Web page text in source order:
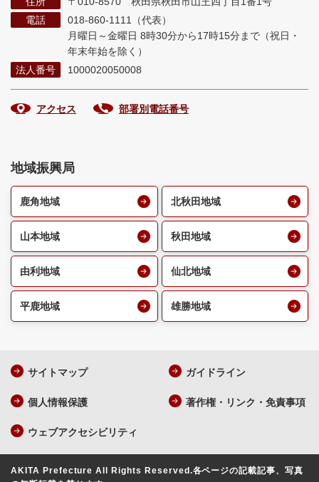
電話
018-860-1111（代表）
月曜日～金曜日 8時30分から17時15分まで （祝日・
年末年始を除く）
法人番号
1000020050008
アクセス 部署別電話番号
地域振興局
鹿角地域 北秋田地域
山本地域 秋田地域
由利地域 仙北地域
平鹿地域 雄勝地域
サイトマップ ガイドライン
個人情報保護 著作権・リンク・免責事項
ウェブアクセシビリティ
AKITA Prefecture All Rights Reserved.各ページの記載記事、写真